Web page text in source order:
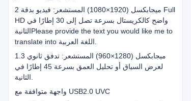
2 ميجابكسل (1920×1080) المستشعر: فيديو بدقة Full
HD واضح كالكريستال بسرعة تصل إلى 30 إطارًا في
الثانيةPlease provide the text you would like me to
1.3 ميجابكسل (1280×960) المستشعر: تدفق ثانوي
لعرض السياق أو تحليل العمق بسرعة 45 إطارًا في
واجهة متوافقة مع USB2.0 UVC